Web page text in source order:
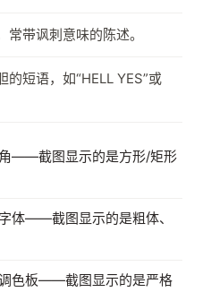
常带讽刺意味的陈述。
的短语，如“HELL YES”或
——截图显示的是方形/矩形
体——截图显示的是粗体、
色板——截图显示的是严格